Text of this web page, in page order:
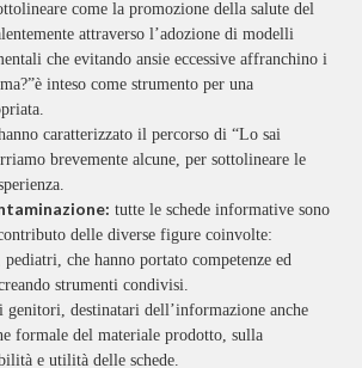
come la promozione della salute del
attraverso l’adozione di modelli
che evitando ansie eccessive affranchino i
inteso come strumento per una
caratterizzato il percorso di “Lo sai
brevemente alcune, per sottolineare le
tutte le schede informative sono
delle diverse figure coinvolte:
che hanno portato competenze ed
strumenti condivisi.
genitori, destinatari dell’informazione anche
formale del materiale prodotto, sulla
e utilità delle schede.